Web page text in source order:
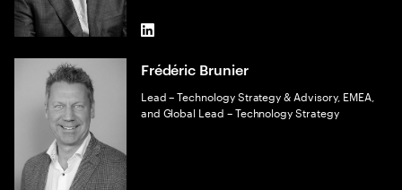
LinkedIn
Frédéric Brunier
Lead – Technology Strategy & Advisory, EMEA,
and Global Lead – Technology Strategy